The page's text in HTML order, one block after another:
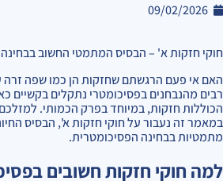
09/02/2026
חוקי חזקות א' – הבסיס המתמטי החשוב
האם אי פעם הרגשתם שחזקות הן כמו שפה
רבים מהנבחנים בפסיכומטרי נתקלים בקשיים
הכוללות חזקות, במיוחד בפרק הכמותי.
במאמר זה נעבור על חוקי חזקות א', הבסיס
מתמטיות בבחינה הפסיכומטרית.
למה חוקי חזקות חשובים